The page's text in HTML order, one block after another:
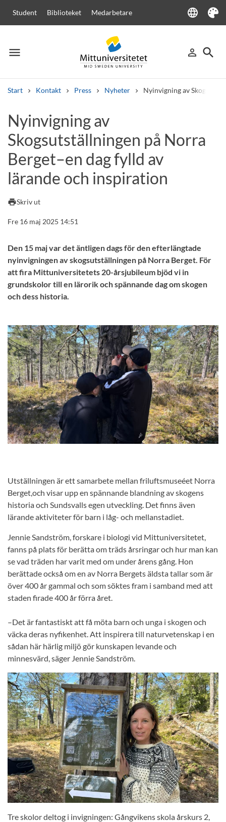
Student Biblioteket Medarbetare language
Language
Tema
menu
Meny person_outline
Logga in
search
Sök
Start Kontakt Press Nyheter Nyinvigning av
Andra söktjänster
Kurser och program KursplanerVälkomstbrev Personal
Lediga jobb
Nyinvigning av
Skogsutställningen på Norra
Berget–en dag fylld av
lärande och inspiration
printSkriv ut
Fre 16 maj 2025 14:51
Den 15 maj var det äntligen dags för den efterlängtade
nyinvigningen av skogsutställningen på Norra Berget. För
att fira Mittuniversitetets 20-årsjubileum bjöd vi in
grundskolor till en lärorik och spännande dag om skogen
och dess historia.
Utställningen är ett samarbete mellan friluftsmuseéet Norra
Berget,och visar upp en spännande blandning av skogens
historia och Sundsvalls egen utveckling. Det finns även
lärande aktiviteter för barn i låg- och mellanstadiet.
Jennie Sandström, forskare i biologi vid Mittuniversitetet,
fanns på plats för berätta om träds årsringar och hur man kan
se vad träden har varit med om under årens gång. Hon
berättade också om en av Norra Bergets äldsta tallar som är
över 400 år gammal och som söktes fram i samband med att
staden firade 400 år förra året.
–Det är fantastiskt att få möta barn och unga i skogen och
väcka deras nyfikenhet. Att inspirera till naturvetenskap i en
sådan här härlig miljö gör kunskapen levande och
minnesvärd, säger Jennie Sandström.
Tre skolor deltog i invigningen: Gångvikens skola årskurs 2,